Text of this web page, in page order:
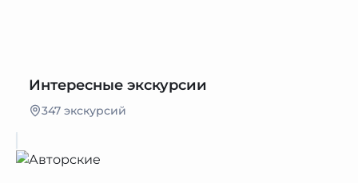
Интересные экскурсии
347 экскурсий